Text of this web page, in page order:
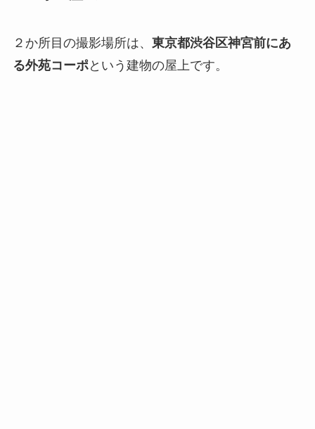
２か所目の撮影場所は、 東京都渋谷区神宮前にあ
る外苑コーポという建物の屋上です。